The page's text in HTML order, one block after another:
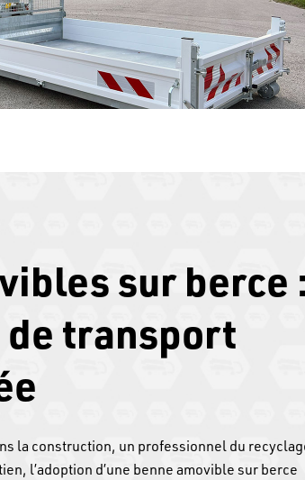
sur berce
de transport
la construction, un professionnel du
l’adoption d’une benne amovible sur berce